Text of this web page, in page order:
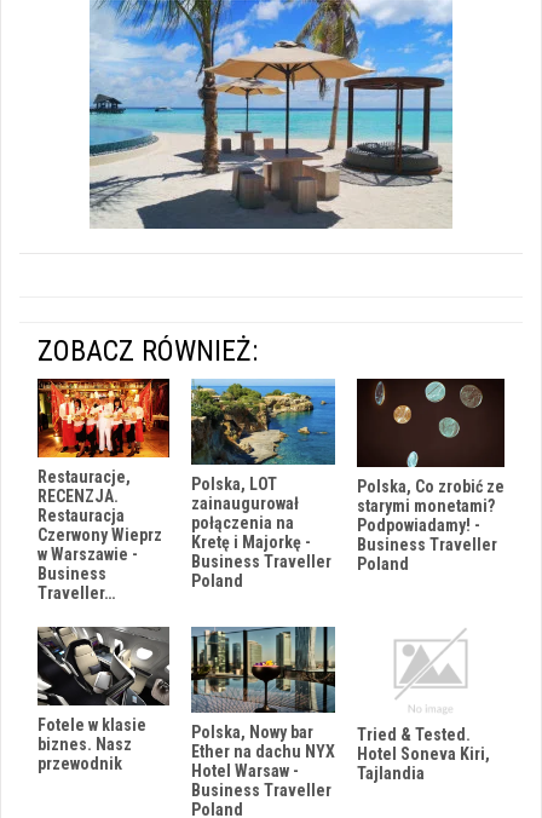
ZOBACZ RÓWNIEŻ:
Restauracje,
RECENZJA.
Restauracja
Czerwony Wieprz
w Warszawie -
Business
Traveller…
Polska, LOT
zainaugurował
połączenia na
Kretę i Majorkę -
Business Traveller
Poland
Polska, Co zrobić ze
starymi monetami?
Podpowiadamy! -
Business Traveller
Poland
Fotele w klasie
biznes. Nasz
przewodnik
Polska, Nowy bar
Ether na dachu NYX
Hotel Warsaw -
Business Traveller
Poland
Tried & Tested.
Hotel Soneva Kiri,
Tajlandia